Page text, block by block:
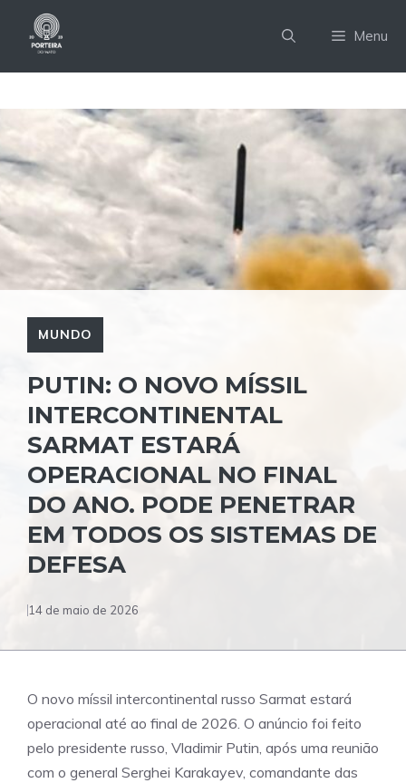
Menu
MUNDO
PUTIN: O NOVO MÍSSIL
INTERCONTINENTAL
SARMAT ESTARÁ
OPERACIONAL NO FINAL
DO ANO. PODE PENETRAR
EM TODOS OS SISTEMAS DE
DEFESA
14 de maio de 2026
O novo míssil intercontinental russo Sarmat estará
operacional até ao final de 2026. O anúncio foi feito
pelo presidente russo, Vladimir Putin, após uma reunião
com o general Serghei Karakayev, comandante das